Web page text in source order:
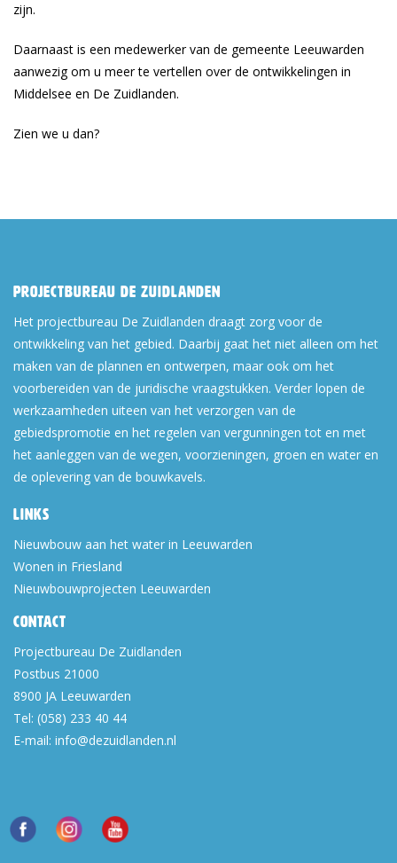
zijn.
Daarnaast is een medewerker van de gemeente Leeuwarden
aanwezig om u meer te vertellen over de ontwikkelingen in
Middelsee en De Zuidlanden.
Zien we u dan?
Projectbureau De Zuidlanden
Het projectbureau De Zuidlanden draagt zorg voor de
ontwikkeling van het gebied. Daarbij gaat het niet alleen om het
maken van de plannen en ontwerpen, maar ook om het
voorbereiden van de juridische vraagstukken. Verder lopen de
werkzaamheden uiteen van het verzorgen van de
gebiedspromotie en het regelen van vergunningen tot en met
het aanleggen van de wegen, voorzieningen, groen en water en
de oplevering van de bouwkavels.
Links
Nieuwbouw aan het water in Leeuwarden
Wonen in Friesland
Nieuwbouwprojecten Leeuwarden
Contact
Projectbureau De Zuidlanden
Postbus 21000
8900 JA Leeuwarden
Tel: (058) 233 40 44
E-mail: info@dezuidlanden.nl